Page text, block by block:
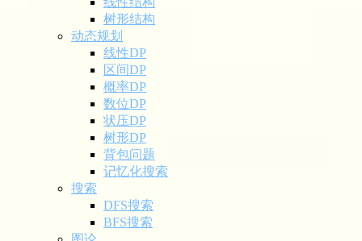
树形结构
动态规划
线性DP
区间DP
概率DP
数位DP
状压DP
树形DP
背包问题
记忆化搜索
搜索
DFS搜索
BFS搜索